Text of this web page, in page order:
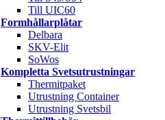
Till UIC60
Formhållarplåtar
Delbara
SKV-Elit
SoWos
Kompletta Svetsutrustningar
Thermitpaket
Utrustning Container
Utrustning Svetsbil